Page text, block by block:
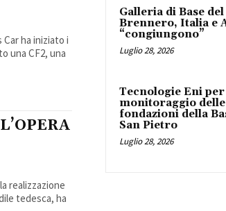
ha iniziato i
una CF2, una
realizzazione
tedesca, ha
Galleria di Base del
Brennero, Italia e
“congiungono”
Luglio 28, 2026
Tecnologie Eni
monitoraggio delle
fondazioni della
San Pietro
Luglio 28, 2026